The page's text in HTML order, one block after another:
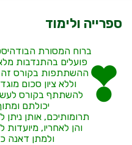
ספרייה ולימוד
ברוח המסורת
פועלים בהתנדבות
ההשתתפות בקורס זה
וללא ציון סכום
להשתתף בקורס
יכולתם
תרומותיכם, אותן
והן לאחריו, מיועדות
ולמתן דאנה